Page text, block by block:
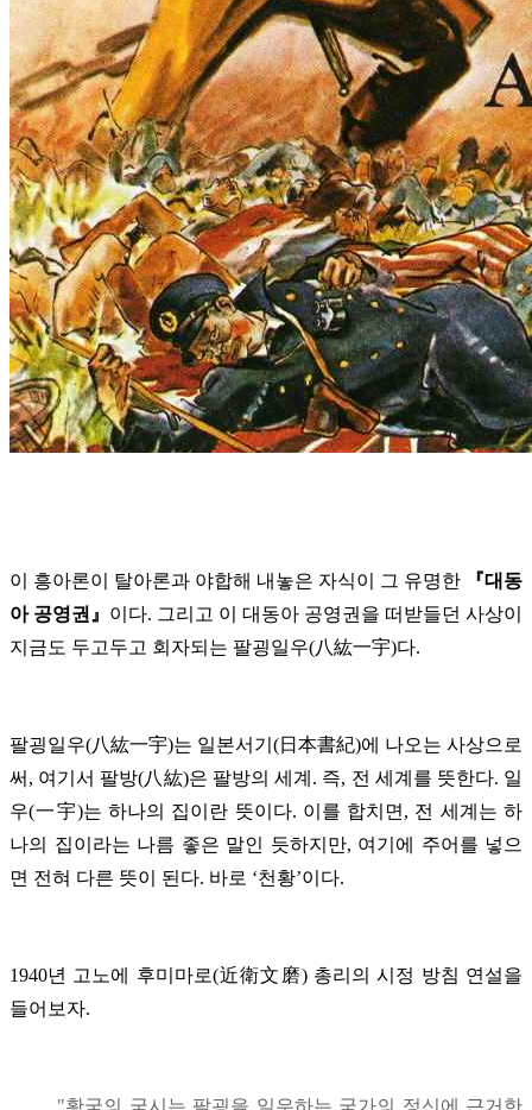
이 흥아론이 탈아론과 야합해 내놓은 자식이 그 유명한
『대동
아 공영권』 이다. 그리고 이 대동아 공영권을 떠받들던 사상이
지금도 두고두고 회자되는 팔굉일우(八紘一宇)다.
팔굉일우(八紘一宇)는 일본서기(日本書紀)에 나오는 사상으로
써, 여기서 팔방(八紘)은 팔방의 세계. 즉, 전 세계를 뜻한다. 일
우(一宇)는 하나의 집이란 뜻이다. 이를 합치면, 전 세계는 하
나의 집이라는 나름 좋은 말인 듯하지만, 여기에 주어를 넣으
면 전혀 다른 뜻이 된다. 바로 ‘천황’이다.
1940년 고노에 후미마로(近衛文磨) 총리의 시정 방침 연설을
들어보자.
"황국의 국시는 팔굉을 일우하는 국가의 정신에 근거한